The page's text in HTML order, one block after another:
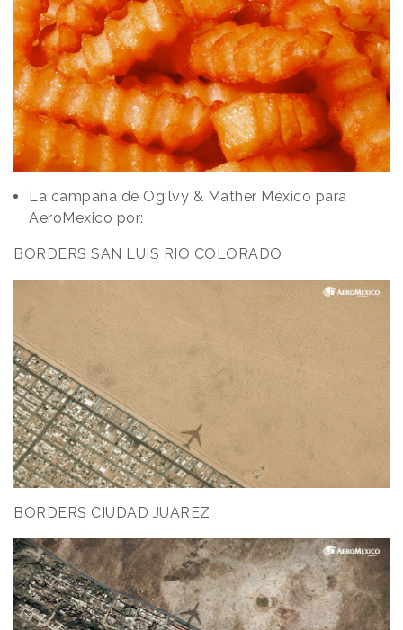
La campaña de Ogilvy & Mather México para
AeroMexico por:
BORDERS SAN LUIS RIO COLORADO
BORDERS CIUDAD JUAREZ